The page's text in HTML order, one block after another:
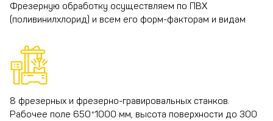
Фрезерную обработку осуществляем по ПВХ
(поливинилхлорид) и всем его форм-факторам и видам
8 фрезерных и фрезерно-гравировальных станков.
Рабочее поле 650*1000 мм, высота поверхности до 300